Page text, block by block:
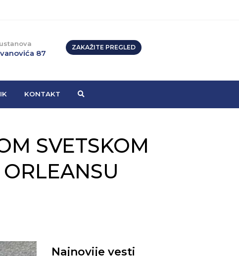
87
ZAKAŽITE PREGLED
KONTAKT
SVETSKOM
Najnovije vesti